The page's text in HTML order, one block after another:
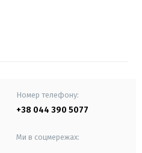
Номер телефону:
+38 044 390 5077
Ми в соцмережах: